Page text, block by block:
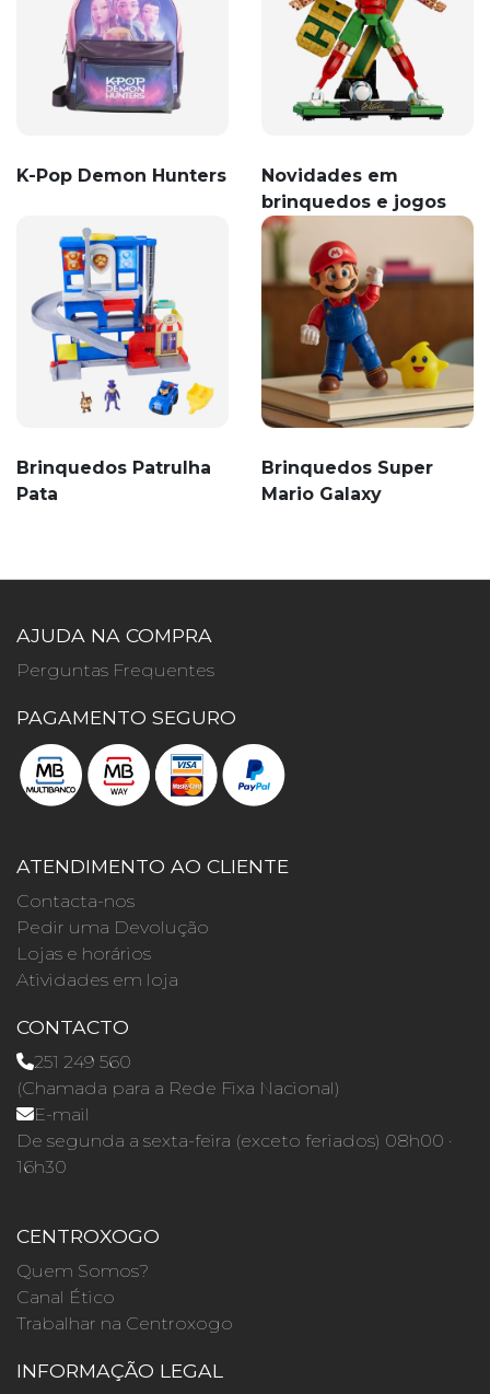
K-Pop Demon Hunters
Novidades em
brinquedos e jogos
Brinquedos Patrulha
Pata
Brinquedos Super
Mario Galaxy
AJUDA NA COMPRA
Perguntas Frequentes
PAGAMENTO SEGURO
ATENDIMENTO AO CLIENTE
Contacta-nos
Pedir uma Devolução
Lojas e horários
Atividades em loja
CONTACTO
251 249 560
(Chamada para a Rede Fixa Nacional)
E-mail
De segunda a sexta-feira (exceto feriados) 08h00 ·
16h30
CENTROXOGO
Quem Somos?
Canal Ético
Trabalhar na Centroxogo
INFORMAÇÃO LEGAL